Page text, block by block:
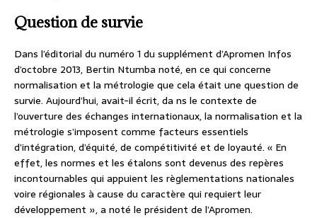
Question de survie
Dans l’éditorial du numéro 1 du supplément d’Apromen Infos
d’octobre 2013, Bertin Ntumba noté, en ce qui concerne
normalisation et la métrologie que cela était une question de
survie. Aujourd’hui, avait-il écrit, da ns le contexte de
l’ouverture des échanges internationaux, la normalisation et la
métrologie s’imposent comme facteurs essentiels
d’intégration, d’équité, de compétitivité et de loyauté. « En
effet, les normes et les étalons sont devenus des repères
incontournables qui appuient les règlementations nationales
voire régionales à cause du caractère qui requiert leur
développement », a noté le président de l’Apromen.